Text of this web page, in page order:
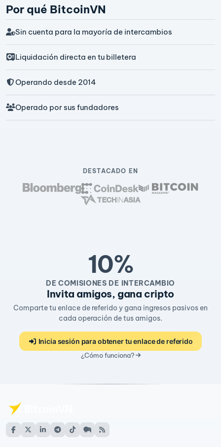
Por qué BitcoinVN
Sin cuenta para la mayoría de intercambios
Liquidación directa en tu billetera
Operando desde 2014
Operado por sus fundadores
DESTACADO EN
10%
DE COMISIONES DE INTERCAMBIO
Invita amigos, gana cripto
Comparte tu enlace de referido y gana ingresos pasivos en
cada operación de tus amigos.
Inicia sesión para obtener tu enlace de referido
¿Cómo funciona?